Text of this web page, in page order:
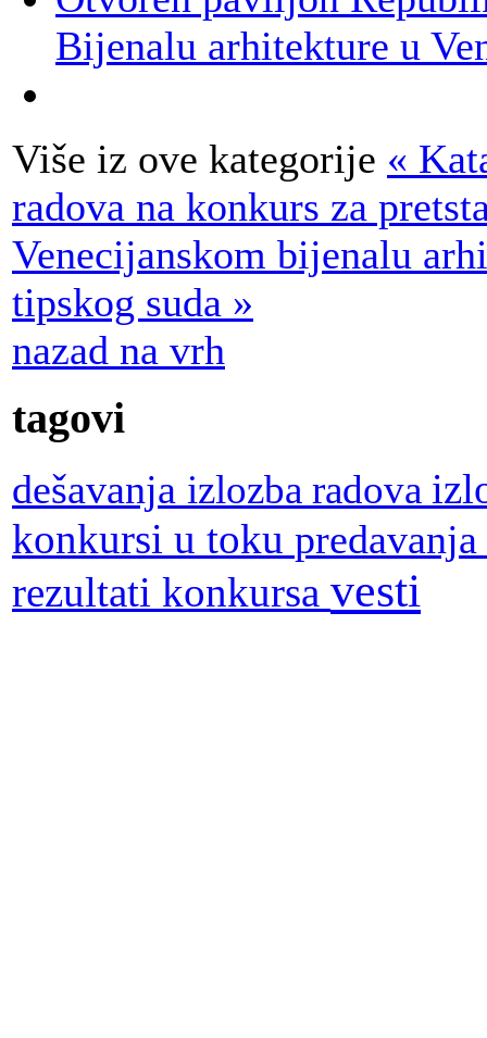
Bijenalu arhitekture u
Više iz ove kategorije «
radova na konkurs za
Venecijanskom bijenalu
tipskog suda »
nazad na vrh
tagovi
dešavanja izlozba radova
konkursi u toku predavanja
rezultati konkursa vesti